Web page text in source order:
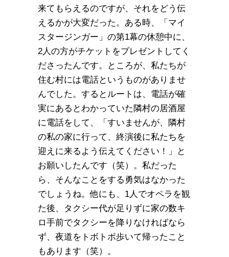
来てもらえるのですが、それをどう伝
えるかが大変だった。ある時、「マイ
スタージンガー」の第1幕の休憩中に、
2人の方がチケットをプレゼントしてく
ださったんです。ところが、私たちが
住む村には電話というものがありませ
んでした。するとルートは、電話が確
実にあるとわかっていた隣村の居酒屋
に電話をして、「すいませんが、隣村
の私の家に行って、終演後に私たちを
迎えに来るよう伝えてください！」と
お願いしたんです（笑）。私だった
ら、そんなことをする勇気はなかった
でしょうね。他にも、1人でオペラを観
た後、タクシー代が足りずに家の数キ
ロ手前でタクシーを降りなければなら
ず、夜道をトボトボ歩いて帰ったこと
もあります（笑）。